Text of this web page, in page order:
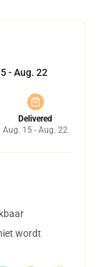
- Aug. 22
Delivered
Aug. 15 - Aug. 22
wordt